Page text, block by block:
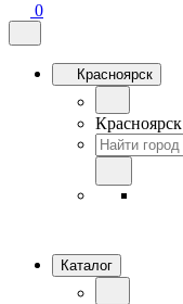
0
Красноярск
Красноярск
Каталог